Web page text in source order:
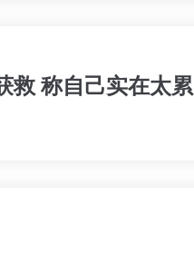
救 称自己实在太累